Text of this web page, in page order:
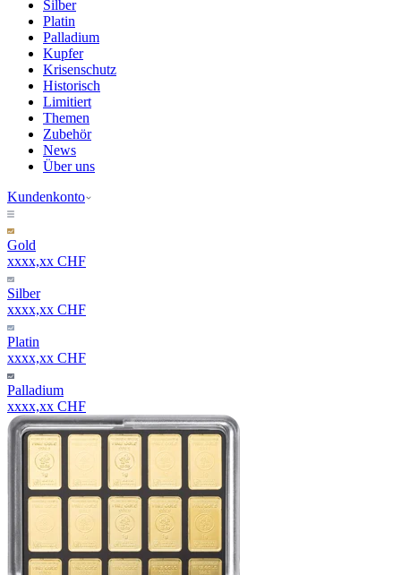
Silber
Platin
Palladium
Kupfer
Krisenschutz
Historisch
Limitiert
Themen
Zubehör
News
Über uns
Kundenkonto
Gold
xxxx,xx CHF
Silber
xxxx,xx CHF
Platin
xxxx,xx CHF
Palladium
xxxx,xx CHF